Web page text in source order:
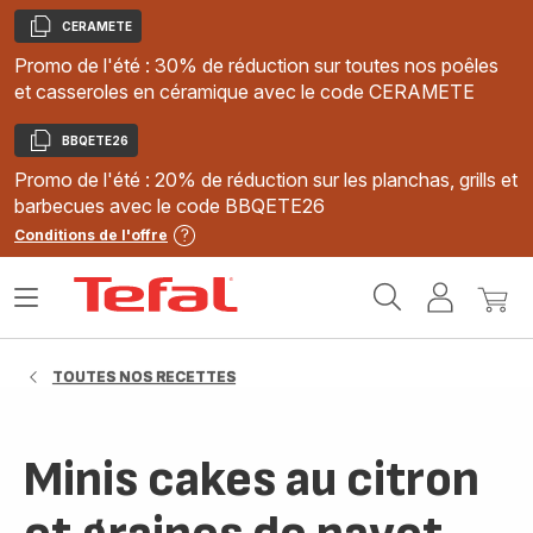
Copier
CERAMETE
Promo de l'été : 30% de réduction sur toutes nos poêles
et casseroles en céramique avec le code CERAMETE
Copier
BBQETE26
Promo de l'été : 20% de réduction sur les planchas, grills et
barbecues avec le code BBQETE26
Conditions de l'offre
MonMon
Ouvrir
TOUTES NOS RECETTES
Minis cakes au citron